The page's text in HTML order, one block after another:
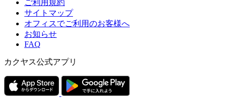
ご利用規約
サイトマップ
オフィスでご利用のお客様へ
お知らせ
FAQ
カクヤス公式アプリ